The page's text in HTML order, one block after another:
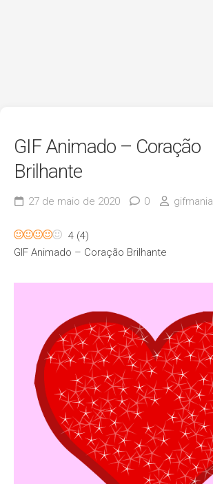
GIF Animado – Coração
Brilhante
27 de maio de 2020 0 gifmania
4 (4)
GIF Animado – Coração Brilhante